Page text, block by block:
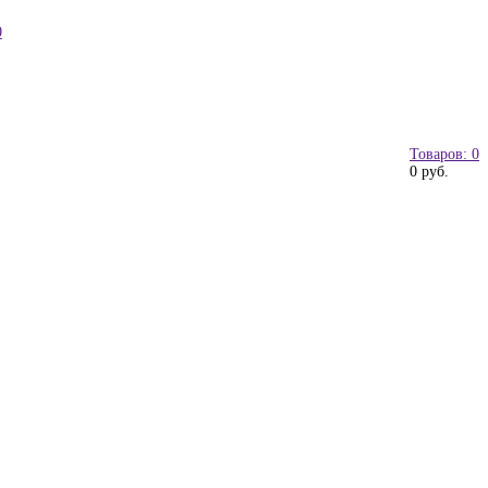
Товаров: 0
0 руб.